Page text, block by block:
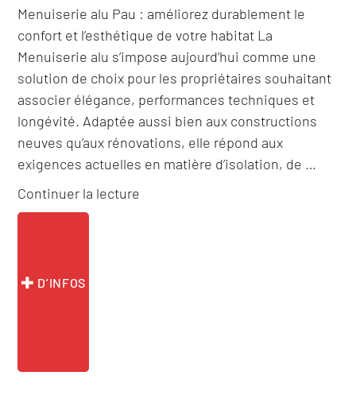
Menuiserie alu Pau : améliorez durablement le
confort et l’esthétique de votre habitat La
Menuiserie alu s’impose aujourd’hui comme une
solution de choix pour les propriétaires souhaitant
associer élégance, performances techniques et
longévité. Adaptée aussi bien aux constructions
neuves qu’aux rénovations, elle répond aux
exigences actuelles en matière d’isolation, de …
Continuer la lecture
D’INFOS